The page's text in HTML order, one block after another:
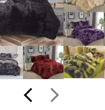
arrow_forward_ios
arrow_back_ios